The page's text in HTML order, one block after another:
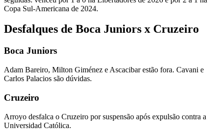
Copa Sul-Americana de 2024.
Desfalques de Boca Juniors x Cruzeiro
Boca Juniors
Adam Bareiro, Milton Giménez e Ascacibar estão fora. Cavani e
Carlos Palacios são dúvidas.
Cruzeiro
Arroyo desfalca o Cruzeiro por suspensão após expulsão contra a
Universidad Católica.